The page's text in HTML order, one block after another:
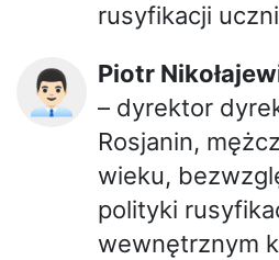
rusyfikacji
👨🏻‍💼
Piotr
– dyrektor
Rosjanin,
wieku,
polityki
wewnętrznym